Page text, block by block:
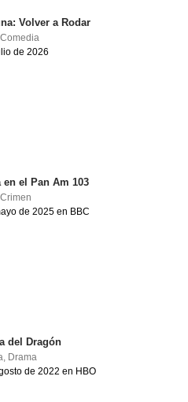
Volver a Rodar
,Comedia
de 2026
en el Pan Am 103
Crimen
de 2025 en BBC
del Dragón
, Drama
de 2022 en HBO